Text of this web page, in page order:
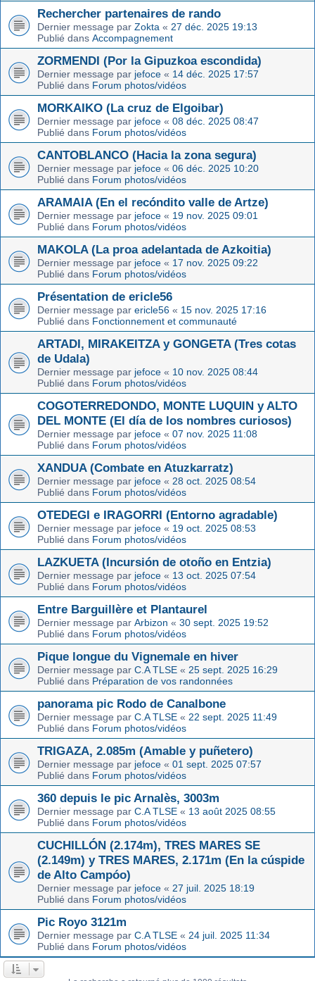
Rechercher partenaires de rando
Dernier message par Zokta « 27 déc. 2025 19:13
Publié dans Accompagnement
ZORMENDI (Por la Gipuzkoa escondida)
Dernier message par jefoce « 14 déc. 2025 17:57
Publié dans Forum photos/vidéos
MORKAIKO (La cruz de Elgoibar)
Dernier message par jefoce « 08 déc. 2025 08:47
Publié dans Forum photos/vidéos
CANTOBLANCO (Hacia la zona segura)
Dernier message par jefoce « 06 déc. 2025 10:20
Publié dans Forum photos/vidéos
ARAMAIA (En el recóndito valle de Artze)
Dernier message par jefoce « 19 nov. 2025 09:01
Publié dans Forum photos/vidéos
MAKOLA (La proa adelantada de Azkoitia)
Dernier message par jefoce « 17 nov. 2025 09:22
Publié dans Forum photos/vidéos
Présentation de ericle56
Dernier message par ericle56 « 15 nov. 2025 17:16
Publié dans Fonctionnement et communauté
ARTADI, MIRAKEITZA y GONGETA (Tres cotas
de Udala)
Dernier message par jefoce « 10 nov. 2025 08:44
Publié dans Forum photos/vidéos
COGOTERREDONDO, MONTE LUQUIN y ALTO
DEL MONTE (El día de los nombres curiosos)
Dernier message par jefoce « 07 nov. 2025 11:08
Publié dans Forum photos/vidéos
XANDUA (Combate en Atuzkarratz)
Dernier message par jefoce « 28 oct. 2025 08:54
Publié dans Forum photos/vidéos
OTEDEGI e IRAGORRI (Entorno agradable)
Dernier message par jefoce « 19 oct. 2025 08:53
Publié dans Forum photos/vidéos
LAZKUETA (Incursión de otoño en Entzia)
Dernier message par jefoce « 13 oct. 2025 07:54
Publié dans Forum photos/vidéos
Entre Barguillère et Plantaurel
Dernier message par Arbizon « 30 sept. 2025 19:52
Publié dans Forum photos/vidéos
Pique longue du Vignemale en hiver
Dernier message par C.A TLSE « 25 sept. 2025 16:29
Publié dans Préparation de vos randonnées
panorama pic Rodo de Canalbone
Dernier message par C.A TLSE « 22 sept. 2025 11:49
Publié dans Forum photos/vidéos
TRIGAZA, 2.085m (Amable y puñetero)
Dernier message par jefoce « 01 sept. 2025 07:57
Publié dans Forum photos/vidéos
360 depuis le pic Arnalès, 3003m
Dernier message par C.A TLSE « 13 août 2025 08:55
Publié dans Forum photos/vidéos
CUCHILLÓN (2.174m), TRES MARES SE
(2.149m) y TRES MARES, 2.171m (En la cúspide
de Alto Campóo)
Dernier message par jefoce « 27 juil. 2025 18:19
Publié dans Forum photos/vidéos
Pic Royo 3121m
Dernier message par C.A TLSE « 24 juil. 2025 11:34
Publié dans Forum photos/vidéos